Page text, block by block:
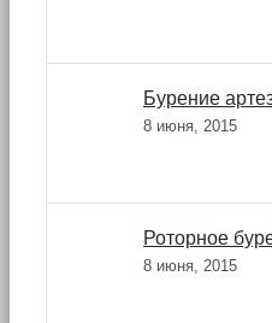
Бурение
8 июня, 2015
Роторное
8 июня, 2015